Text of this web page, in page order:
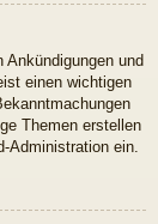
Ankündigungen und
einen wichtigen
Themen erstellen
Administration ein.